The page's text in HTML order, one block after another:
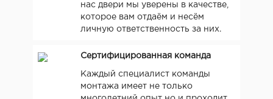
нас двери мы уверены в качестве,
которое вам отдаём и несём
личную ответственность за них.
Сертифицированная команда
Каждый специалист команды
монтажа имеет не только